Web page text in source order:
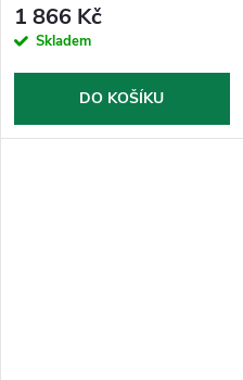
1 866 Kč
Skladem
DO KOŠÍKU